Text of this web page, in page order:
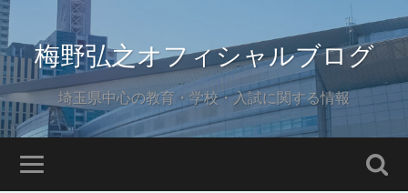
梅野弘之オフィシャルブログ
埼玉県中心の教育・学校・入試に関する情報